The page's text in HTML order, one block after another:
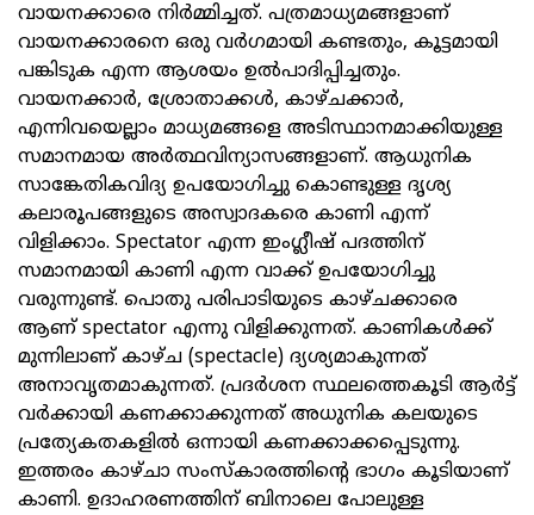
വായനക്കാരെ നിർമ്മിച്ചത്. പത്രമാധ്യമങ്ങളാണ്
വായനക്കാരനെ ഒരു വർഗമായി കണ്ടതും, കൂട്ടമായി
പങ്കിടുക എന്ന ആശയം ഉൽപാദിപ്പിച്ചതും.
വായനക്കാർ, ശ്രോതാക്കൾ, കാഴ്ചക്കാർ,
എന്നിവയെല്ലാം മാധ്യമങ്ങളെ അടിസ്ഥാനമാക്കിയുള്ള
സമാനമായ അർത്ഥവിന്യാസങ്ങളാണ്. ആധുനിക
സാങ്കേതികവിദ്യ ഉപയോഗിച്ചു കൊണ്ടുള്ള ദൃശ്യ
കലാരൂപങ്ങളുടെ അസ്വാദകരെ കാണി എന്ന്
വിളിക്കാം. Spectator എന്ന ഇംഗ്ലീഷ് പദത്തിന്
സമാനമായി കാണി എന്ന വാക്ക് ഉപയോഗിച്ചു
വരുന്നുണ്ട്. പൊതു പരിപാടിയുടെ കാഴ്ചക്കാരെ
ആണ് spectator എന്നു വിളിക്കുന്നത്. കാണികൾക്ക്
മുന്നിലാണ് കാഴ്ച (spectacle) ദ്യശ്യമാകുന്നത്
അനാവൃതമാകുന്നത്. പ്രദർശന സ്ഥലത്തെകൂടി ആർട്ട്
വർക്കായി കണക്കാക്കുന്നത് അധുനിക കലയുടെ
പ്രത്യേകതകളിൽ ഒന്നായി കണക്കാക്കപ്പെടുന്നു.
ഇത്തരം കാഴ്ചാ സംസ്‌കാരത്തിന്റെ ഭാഗം കൂടിയാണ്
കാണി. ഉദാഹരണത്തിന് ബിനാലെ പോലുള്ള